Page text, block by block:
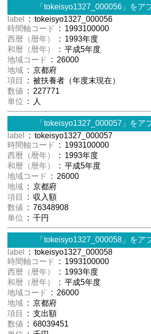
「tokeisyo1327_000056」をア
label
: tokeisyo1327_000056
時間軸コード
: 1993100000
西暦（暦年）
: 1993年度
和暦（暦年）
: 平成5年度
地域コード
: 26000
地域 : 京都府
項目
: 被扶養者（年度末現在）
数値 : 227771
単位 : 人
「tokeisyo1327_000057」をア
label
: tokeisyo1327_000057
時間軸コード
: 1993100000
西暦（暦年）
: 1993年度
和暦（暦年）
: 平成5年度
地域コード
: 26000
地域 : 京都府
項目
: 収入額
数値 : 76348908
単位 : 千円
「tokeisyo1327_000058」をア
label
: tokeisyo1327_000058
時間軸コード
: 1993100000
西暦（暦年）
: 1993年度
和暦（暦年）
: 平成5年度
地域コード
: 26000
地域 : 京都府
項目
: 支出額
数値 : 68039451